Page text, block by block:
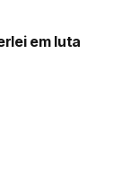
em luta